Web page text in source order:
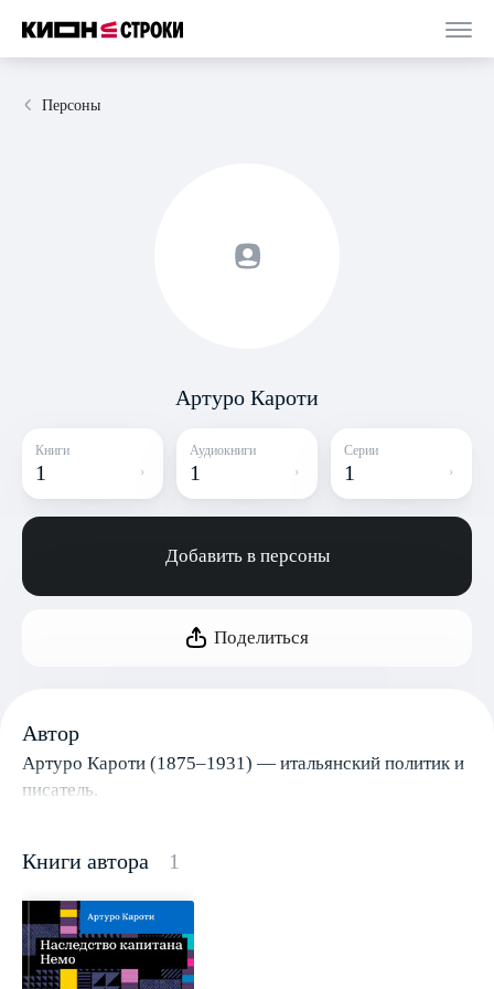
Персоны
Артуро Кароти
Книги
1
Аудиокниги
1
Серии
1
Добавить в персоны
Поделиться
Автор
Артуро Кароти (1875–1931) — итальянский политик и
писатель.
Книги автора 1